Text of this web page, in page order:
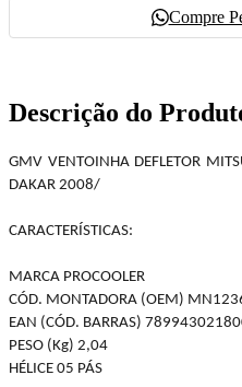
Compre
Descrição do
GMV VENTOINHA DEFLETOR
DAKAR 2008/
CARACTERÍSTICAS:
MARCA PROCOOLER
CÓD. MONTADORA (OEM)
EAN (CÓD. BARRAS)
PESO (Kg) 2,04
HÉLICE 05 PÁS